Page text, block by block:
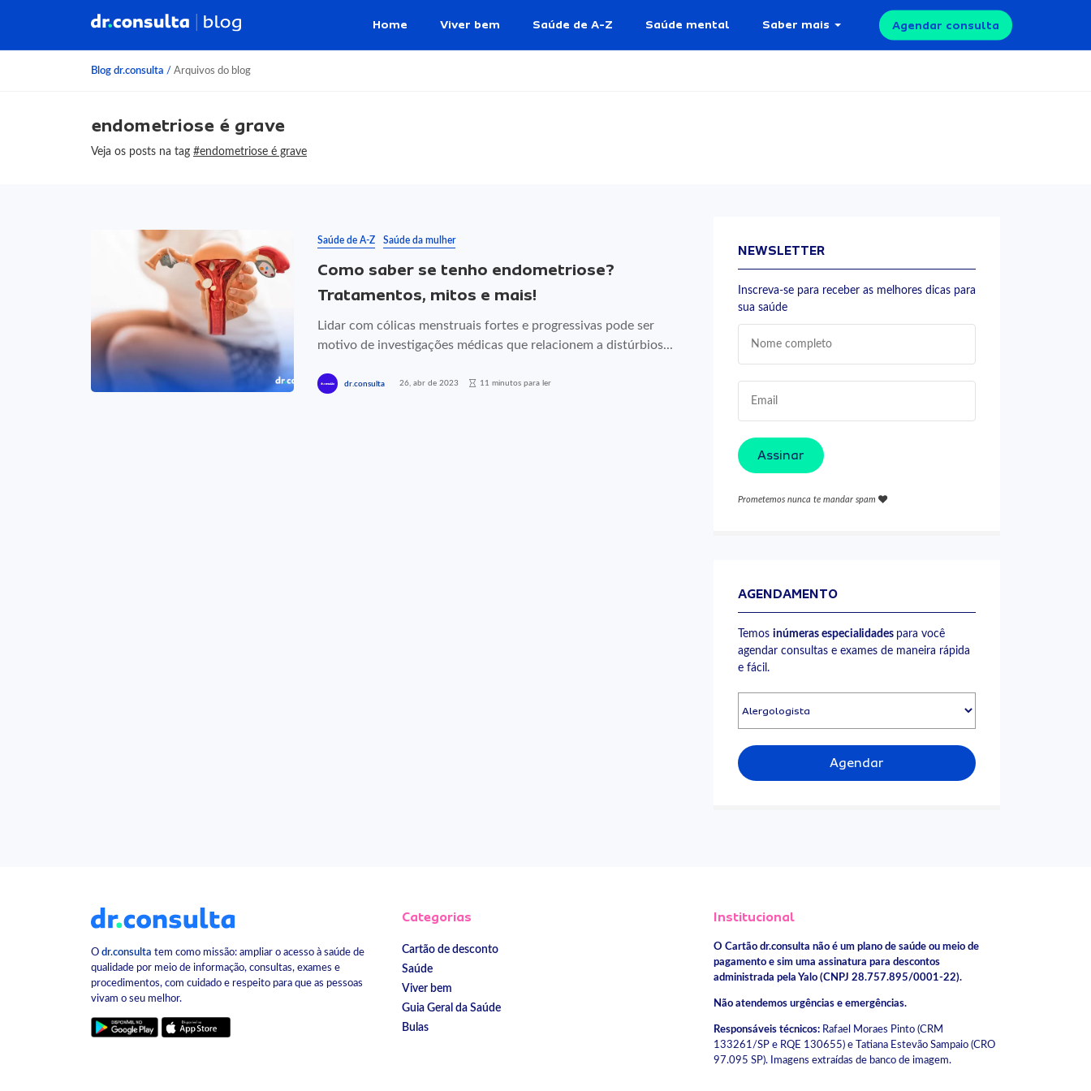
Home Viver bem Saúde de A-Z Saúde mental Saber mais Agendar consulta
Blog dr.consulta / Arquivos do blog
endometriose é grave
Veja os posts na tag #endometriose é grave
Saúde de A-Z Saúde da mulher
Como saber se tenho endometriose?
Tratamentos, mitos e mais!
Lidar com cólicas menstruais fortes e progressivas pode ser
motivo de investigações médicas que relacionem a distúrbios...
dr.consulta 26, abr de 2023 11 minutos para ler
NEWSLETTER
Inscreva-se para receber as melhores dicas para
sua saúde
Assinar
Prometemos nunca te mandar spam
AGENDAMENTO
Temos inúmeras especialidades para você
agendar consultas e exames de maneira rápida
e fácil.
Agendar
O dr.consulta tem como missão: ampliar o acesso à saúde de
qualidade por meio de informação, consultas, exames e
procedimentos, com cuidado e respeito para que as pessoas
vivam o seu melhor.
Categorias
Cartão de desconto
Saúde
Viver bem
Guia Geral da Saúde
Bulas
Institucional
O Cartão dr.consulta não é um plano de saúde ou meio de
pagamento e sim uma assinatura para descontos
administrada pela Yalo (CNPJ 28.757.895/0001-22).
Não atendemos urgências e emergências.
Responsáveis técnicos:Rafael Moraes Pinto (CRM
133261/SP e RQE 130655) e Tatiana Estevão Sampaio (CRO
97.095 SP). Imagens extraídas de banco de imagem.